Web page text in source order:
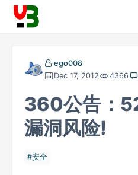
ego008
Dec 17, 2012
4366
360公告：
漏洞风险!
安全